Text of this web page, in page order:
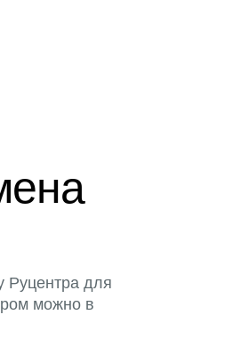
Руцентра для
можно в